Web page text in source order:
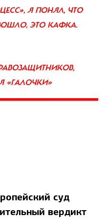
Я ПОНЯЛ, ЧТО
ЭТО КАФКА.
«ГАЛОЧКИ»
суд
вердикт